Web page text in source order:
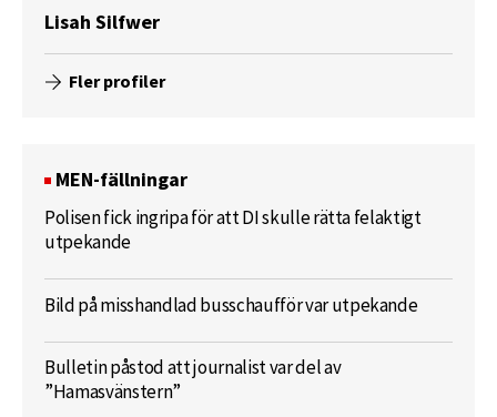
Lisah Silfwer
Fler profiler
MEN-fällningar
Polisen fick ingripa för att DI skulle rätta felaktigt
utpekande
Bild på misshandlad busschaufför var utpekande
Bulletin påstod att journalist var del av
”Hamasvänstern”